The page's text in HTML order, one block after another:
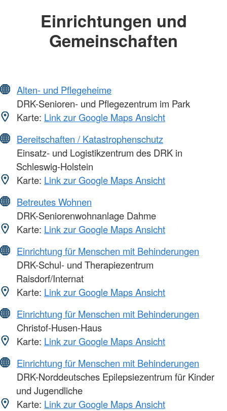
Einrichtungen und
Gemeinschaften
Alten- und Pflegeheime
DRK-Senioren- und Pflegezentrum im Park
Karte: Link zur Google Maps Ansicht
Bereitschaften / Katastrophenschutz
Einsatz- und Logistikzentrum des DRK in
Schleswig-Holstein
Karte: Link zur Google Maps Ansicht
Betreutes Wohnen
DRK-Seniorenwohnanlage Dahme
Karte: Link zur Google Maps Ansicht
Einrichtung für Menschen mit Behinderungen
DRK-Schul- und Therapiezentrum
Raisdorf/Internat
Karte: Link zur Google Maps Ansicht
Einrichtung für Menschen mit Behinderungen
Christof-Husen-Haus
Karte: Link zur Google Maps Ansicht
Einrichtung für Menschen mit Behinderungen
DRK-Norddeutsches Epilepsiezentrum für Kinder
und Jugendliche
Karte: Link zur Google Maps Ansicht